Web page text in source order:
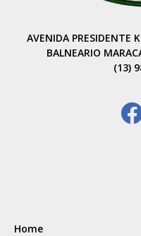
AVENIDA PRESIDENTE
BALNEARIO
(13)
Home